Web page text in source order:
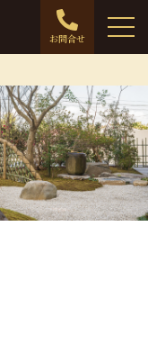
お問合せ